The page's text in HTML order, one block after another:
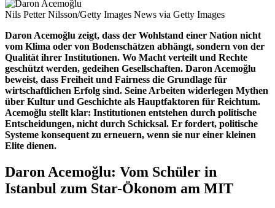
Nils Petter Nilsson/Getty Images News via Getty Images
Daron Acemoğlu zeigt, dass der Wohlstand einer Nation nicht
vom Klima oder von Bodenschätzen abhängt, sondern von der
Qualität ihrer Institutionen. Wo Macht verteilt und Rechte
geschützt werden, gedeihen Gesellschaften. Daron Acemoğlu
beweist, dass Freiheit und Fairness die Grundlage für
wirtschaftlichen Erfolg sind. Seine Arbeiten widerlegen Mythen
über Kultur und Geschichte als Hauptfaktoren für Reichtum.
Acemoğlu stellt klar: Institutionen entstehen durch politische
Entscheidungen, nicht durch Schicksal. Er fordert, politische
Systeme konsequent zu erneuern, wenn sie nur einer kleinen
Elite dienen.
Daron Acemoğlu: Vom Schüler in
Istanbul zum Star-Ökonom am MIT